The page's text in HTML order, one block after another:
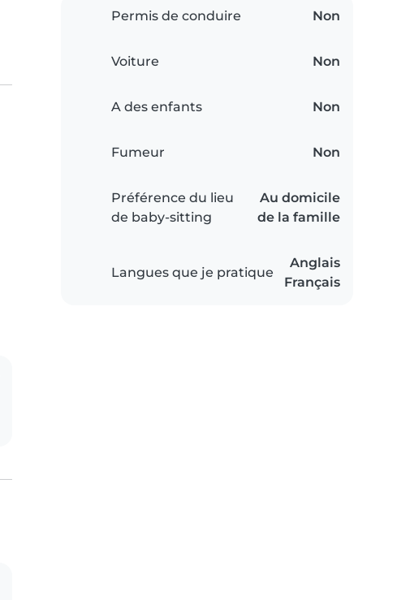
Permis de conduire Non
Voiture Non
A des enfants Non
Fumeur Non
Préférence du lieu
de baby-sitting
Au domicile
de la famille
Langues que je pratique
Anglais
Français